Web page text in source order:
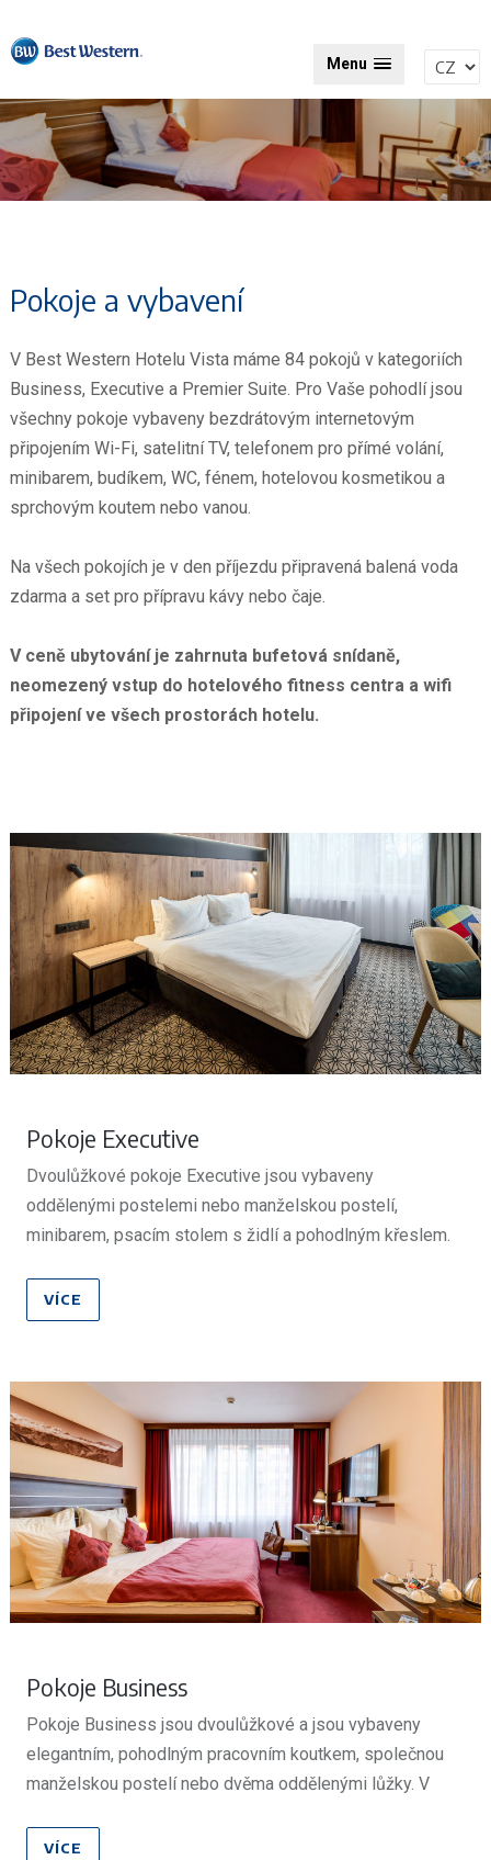
Menu
Pokoje a vybavení
V Best Western Hotelu Vista máme 84 pokojů v kategoriích
Business, Executive a Premier Suite. Pro Vaše pohodlí jsou
všechny pokoje vybaveny bezdrátovým internetovým
připojením Wi-Fi, satelitní TV, telefonem pro přímé volání,
minibarem, budíkem, WC, fénem, hotelovou kosmetikou a
sprchovým koutem nebo vanou.
Na všech pokojích je v den příjezdu připravená balená voda
zdarma a set pro přípravu kávy nebo čaje.
V ceně ubytování je zahrnuta bufetová snídaně,
neomezený vstup do hotelového fitness centra a wifi
připojení ve všech prostorách hotelu.
Pokoje Executive
Dvoulůžkové pokoje Executive jsou vybaveny
oddělenými postelemi nebo manželskou postelí,
minibarem, psacím stolem s židlí a pohodlným křeslem.
minerální voda. V ceně ubytování je bufetová snídane, wifi
připojení ve všech prostorách hotelu, klimatizace a
VÍCE
Pokoje Business
Pokoje Business jsou dvoulůžkové a jsou vybaveny
elegantním, pohodlným pracovním koutkem, společnou
manželskou postelí nebo dvěma oddělenými lůžky. V
minibarem. Hostům je na pokoji k dispozici set pro
VÍCE